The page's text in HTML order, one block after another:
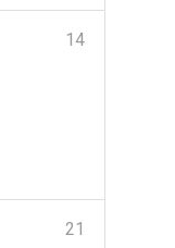
14
21